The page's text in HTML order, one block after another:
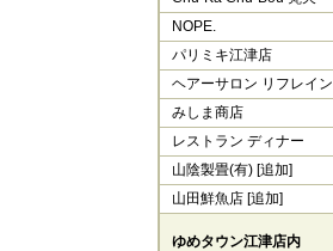
NOPE.
パリミキ江津店
ヘアーサロン リフレイン
みしま商店
レストラン ディナー
山陰製畳(有) [追加]
山田鮮魚店 [追加]
ゆめタウン江津店内